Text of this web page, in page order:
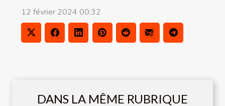
12 février 2024 00:32
DANS LA MÊME RUBRIQUE